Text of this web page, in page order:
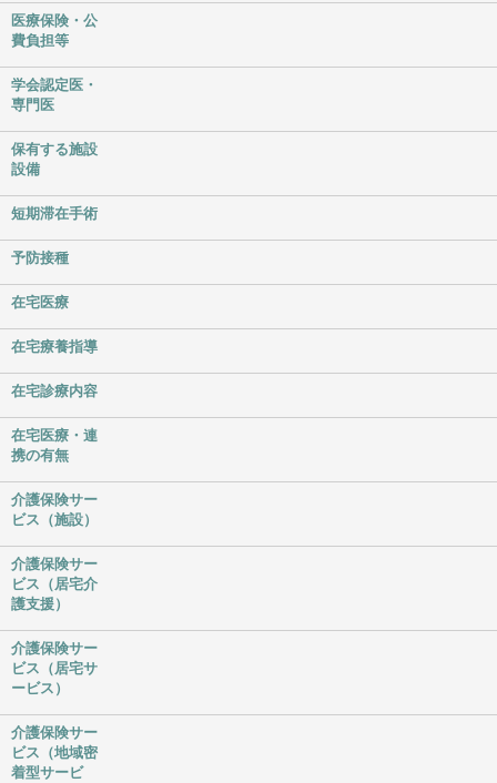
医療保険・公
費負担等
学会認定医・
専門医
保有する施設
設備
短期滞在手術
予防接種
在宅医療
在宅療養指導
在宅診療内容
在宅医療・連
携の有無
介護保険サー
ビス（施設）
介護保険サー
ビス（居宅介
護支援）
介護保険サー
ビス（居宅サ
ービス）
介護保険サー
ビス（地域密
着型サービ